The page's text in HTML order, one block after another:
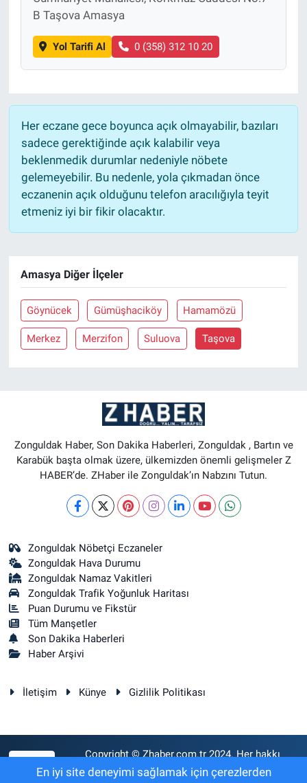
B Taşova Amasya
Yol Tarifi Al 0 (358) 312 10 20
Her eczane gece boyunca açık olmayabilir, bazıları
sadece gerektiğinde açık kalabilir veya
beklenmedik durumlar nedeniyle nöbete
gelemeyebilir. Bu nedenle, yola çıkmadan önce
eczanenin açık olduğunu telefon aracılığıyla teyit
etmeniz iyi bir fikir olacaktır.
Amasya Diğer İlçeler
Göynücek Gümüşhaciköy Hamamözü
Merkez Merzifon Suluova Taşova
Zonguldak Haber, Son Dakika Haberleri, Zonguldak , Bartın ve
Karabük başta olmak üzere, ülkemizden önemli gelişmeler Z
HABER’de. ZHaber ile Zonguldak’ın Nabzını Tutun.
Zonguldak Nöbetçi Eczaneler
Zonguldak Hava Durumu
Zonguldak Namaz Vakitleri
Zonguldak Trafik Yoğunluk Haritası
Puan Durumu ve Fikstür
Tüm Manşetler
Son Dakika Haberleri
Haber Arşivi
İletişim Künye Gizlilik Politikası
Copyright © Zhaber.com.tr 2024. Her hakkı
saklıdır.
En iyi site deneyimi sağlamak için çerezlerden